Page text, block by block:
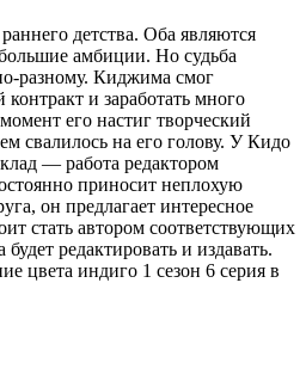
детства. Оба являются
амбиции. Но судьба
разному. Киджима смог
и заработать много
его настиг творческий
свалилось на его голову. У Кидо
— работа редактором
приносит неплохую
он предлагает интересное
стать автором соответствующих
редактировать и издавать.
цвета индиго 1 сезон 6 серия в